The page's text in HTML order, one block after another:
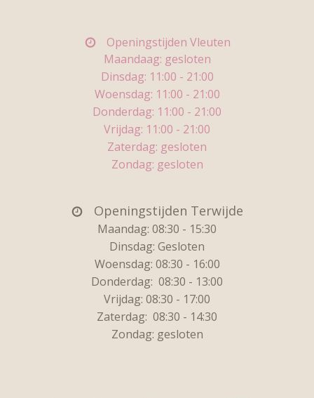
Openingstijden Vleuten
Maandaag: gesloten
Dinsdag: 11:00 - 21:00
Woensdag: 11:00 - 21:00
Donderdag: 11:00 - 21:00
Vrijdag: 11:00 - 21:00
Zaterdag: gesloten
Zondag: gesloten
Openingstijden Terwijde
Maandag: 08:30 - 15:30
Dinsdag: Gesloten
Woensdag: 08:30 - 16:00
Donderdag: 08:30 - 13:00
Vrijdag: 08:30 - 17:00
Zaterdag: 08:30 - 14:30
Zondag: gesloten